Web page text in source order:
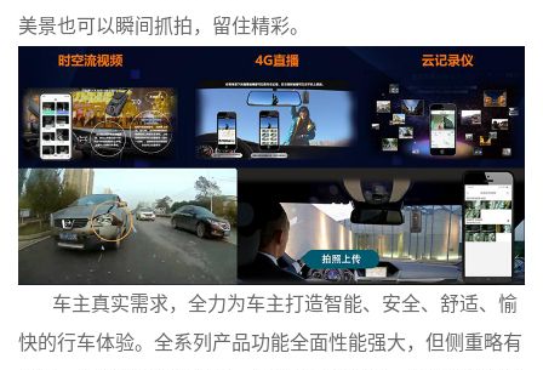
美景也可以瞬间抓拍，留住精彩。
车主真实需求，全力为车主打造智能、安全、舒适、愉
快的行车体验。全系列产品功能全面性能强大，但侧重略有